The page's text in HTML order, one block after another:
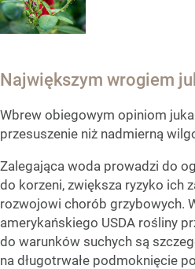
Największym wrogiem
Wbrew obiegowym opiniom
przesuszenie niż nadmierną
Zalegająca woda prowadzi do
do korzeni, zwiększa ryzyko ich
rozwojowi chorób grzybowych.
amerykańskiego USDA rośliny
do warunków suchych są
na długotrwałe podmoknięcie